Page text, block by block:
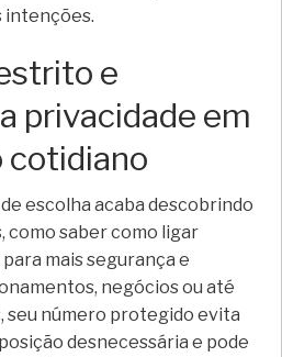
intenções.
e
privacidade em
cotidiano
escolha acaba descobrindo
como saber como ligar
mais segurança e
negócios ou até
seu número protegido evita
desnecessária e pode